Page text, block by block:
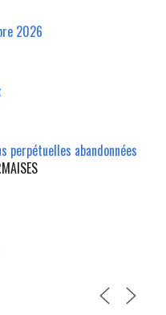
2026
perpétuelles abandonnées